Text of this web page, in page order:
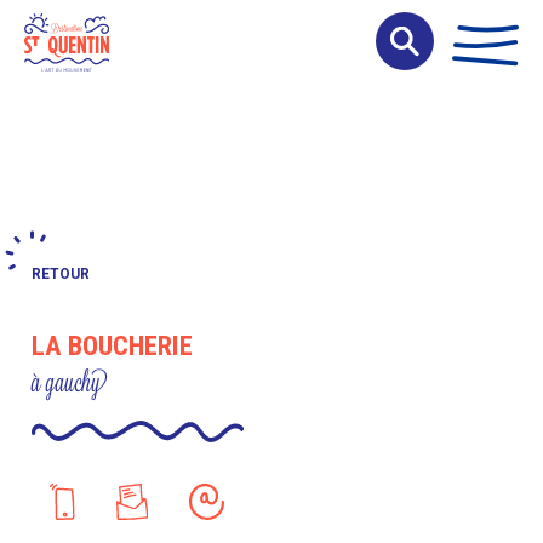
RETOUR
LA BOUCHERIE
à gauchy
Panneau de gestion des cookies